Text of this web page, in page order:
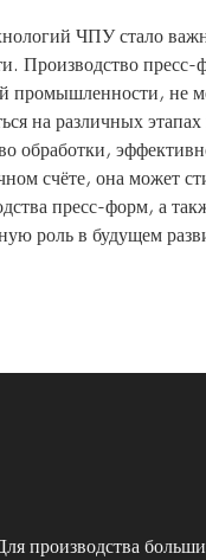
ЧПУ стало
Производство пресс-
промышленности, не
на различных
обработки,
счёте, она может
пресс-форм, а
роль в будущем
производства